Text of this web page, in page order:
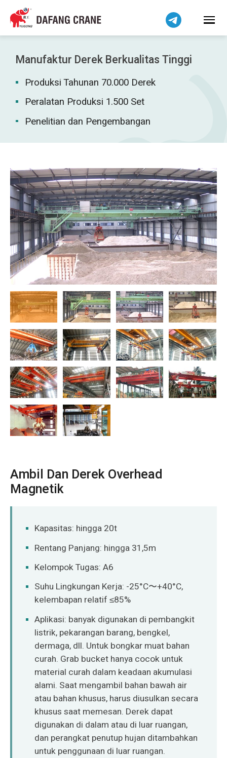
Manufaktur Derek Berkualitas Tinggi
Produksi Tahunan 70.000 Derek
Peralatan Produksi 1.500 Set
Penelitian dan Pengembangan
Ambil Dan Derek Overhead
Magnetik
Kapasitas: hingga 20t
Rentang Panjang: hingga 31,5m
Kelompok Tugas: A6
Suhu Lingkungan Kerja: -25°C〜+40°C,
kelembapan relatif ≤85%
Aplikasi: banyak digunakan di pembangkit
listrik, pekarangan barang, bengkel,
dermaga, dll. Untuk bongkar muat bahan
curah. Grab bucket hanya cocok untuk
material curah dalam keadaan akumulasi
alami. Saat mengambil bahan bawah air
atau bahan khusus, harus diusulkan secara
khusus saat memesan. Derek dapat
digunakan di dalam atau di luar ruangan,
dan perangkat penutup hujan ditambahkan
untuk penggunaan di luar ruangan.
हिन्दी
Bahasa Melayu
Tiếng Việt
简体中文
فارسی
Pilipino
اردو
Беларуская мова
Kiswahili
Dansk
Norsk
O‘zbekcha